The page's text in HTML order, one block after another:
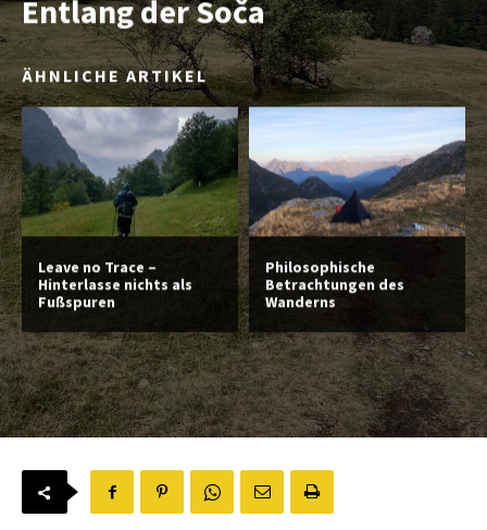
Entlang der Soča
ÄHNLICHE ARTIKEL
Leave no Trace –
Hinterlasse nichts als
Fußspuren
Philosophische
Betrachtungen des
Wanderns